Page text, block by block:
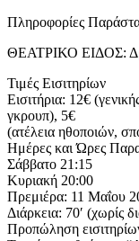
Πληροφορίες
ΘΕΑΤΡΙΚΟ ΕΙΔΟΣ:
Τιμές Εισιτηρίων
Εισιτήρια: 12€
γκρουπ), 5€
(ατέλεια ηθοποιών,
Ημέρες και Ώρες
Σάββατο 21:15
Κυριακή 20:00
Πρεμιέρα: 11 Μαΐου
Διάρκεια: 70′ (χωρίς
Προπώληση